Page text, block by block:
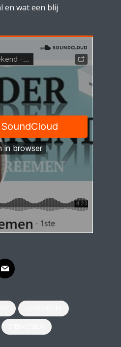
en wat een blij